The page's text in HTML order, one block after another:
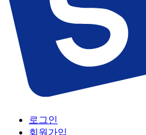
로그인
회원가입